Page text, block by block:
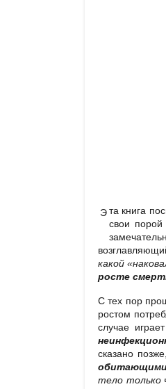
Эта книга
свои
какой
росте
С тех пор
ростом
случае
сказано позже,
обитающими
тело только